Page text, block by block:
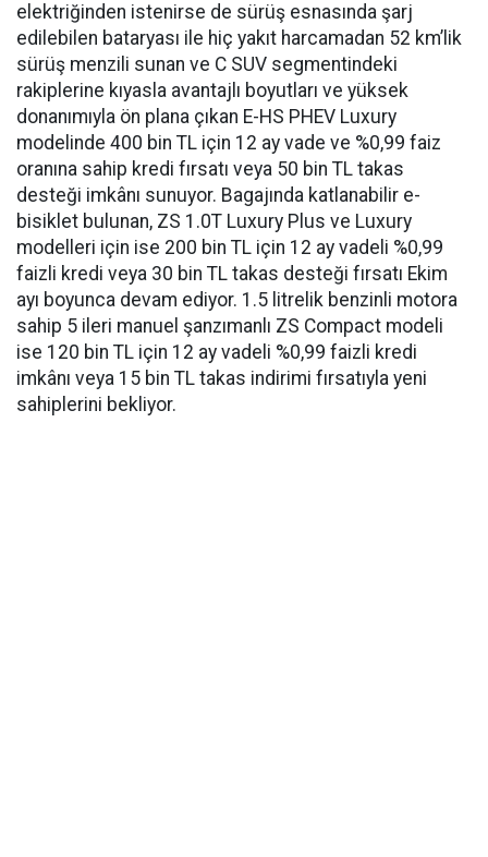
elektriğinden istenirse de sürüş esnasında şarj
edilebilen bataryası ile hiç yakıt harcamadan 52 km’lik
sürüş menzili sunan ve C SUV segmentindeki
rakiplerine kıyasla avantajlı boyutları ve yüksek
donanımıyla ön plana çıkan E-HS PHEV Luxury
modelinde 400 bin TL için 12 ay vade ve %0,99 faiz
oranına sahip kredi fırsatı veya 50 bin TL takas
desteği imkânı sunuyor. Bagajında katlanabilir e-
bisiklet bulunan, ZS 1.0T Luxury Plus ve Luxury
modelleri için ise 200 bin TL için 12 ay vadeli %0,99
faizli kredi veya 30 bin TL takas desteği fırsatı Ekim
ayı boyunca devam ediyor. 1.5 litrelik benzinli motora
sahip 5 ileri manuel şanzımanlı ZS Compact modeli
ise 120 bin TL için 12 ay vadeli %0,99 faizli kredi
imkânı veya 15 bin TL takas indirimi fırsatıyla yeni
sahiplerini bekliyor.